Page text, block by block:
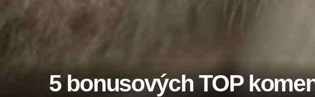
5 bonusových TOP